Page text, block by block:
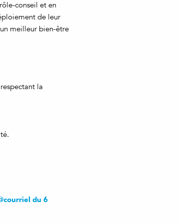
conseil et en
de leur
meilleur bien-être
la
du 6